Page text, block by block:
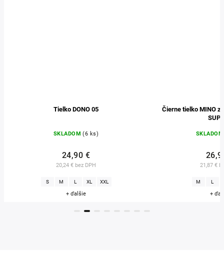
Tielko DONO 05
SKLADOM (6 ks)
20,24 € bez DPH
24,90 €
S M XL XXL
+ ďalšie
Čierne tielko MINO z
SKLADOM
21,87 €
M
+